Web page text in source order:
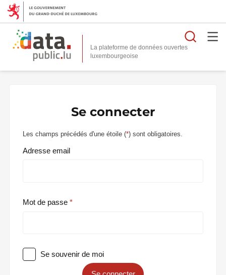
La plateforme de données ouvertes
Se connecter
Les champs précédés d'une étoile (*) sont obligatoires.
Adresse email
Mot de passe
Se souvenir de moi